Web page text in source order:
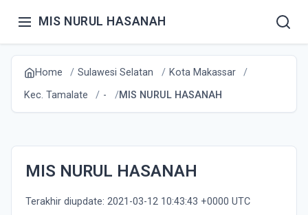
MIS NURUL HASANAH
Home Sulawesi Selatan
Kota Makassar
Kec. Tamalate
- MIS NURUL HASANAH
MIS NURUL HASANAH
Terakhir diupdate: 2021-03-12 10:43:43 +0000 UTC